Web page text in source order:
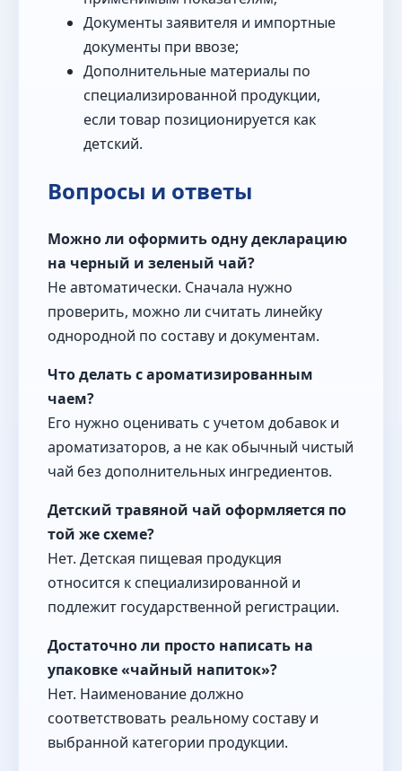
Документы заявителя и импортные
документы при ввозе;
Дополнительные материалы по
специализированной продукции,
если товар позиционируется как
детский.
Вопросы и ответы
Можно ли оформить одну декларацию
на черный и зеленый чай?
Не автоматически. Сначала нужно
проверить, можно ли считать линейку
однородной по составу и документам.
Что делать с ароматизированным
чаем?
Его нужно оценивать с учетом добавок и
ароматизаторов, а не как обычный чистый
чай без дополнительных ингредиентов.
Детский травяной чай оформляется по
той же схеме?
Нет. Детская пищевая продукция
относится к специализированной и
подлежит государственной регистрации.
Достаточно ли просто написать на
упаковке «чайный напиток»?
Нет. Наименование должно
соответствовать реальному составу и
выбранной категории продукции.